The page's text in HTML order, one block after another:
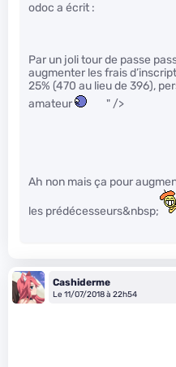
odoc a écrit :
Par un joli tour de passe
augmenter les frais
25% (470 au lieu de 396),
amateur
" />
Ah non mais ça pour
les prédécesseurs&nbsp;
Cashiderme
Le 11/07/2018 à 22h54